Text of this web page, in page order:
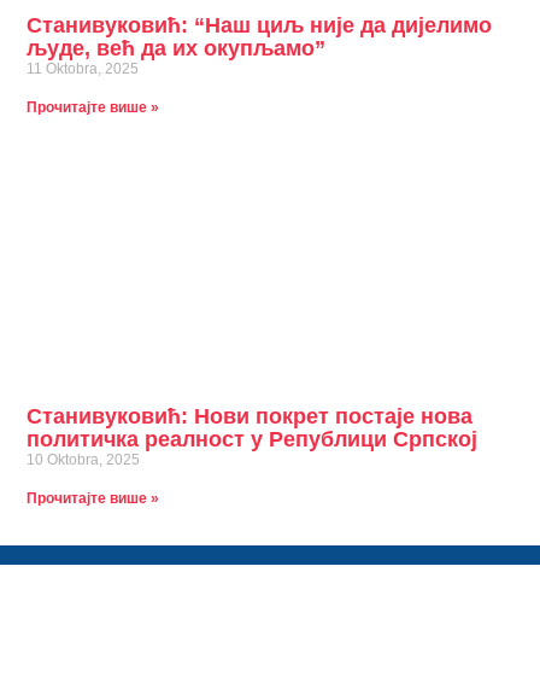
Станивуковић: “Наш циљ није да дијелимо
људе, већ да их окупљамо”
11 Oktobra, 2025
Прочитајте више »
Станивуковић: Нови покрет постаје нова
политичка реалност у Републици Српској
10 Oktobra, 2025
Прочитајте више »